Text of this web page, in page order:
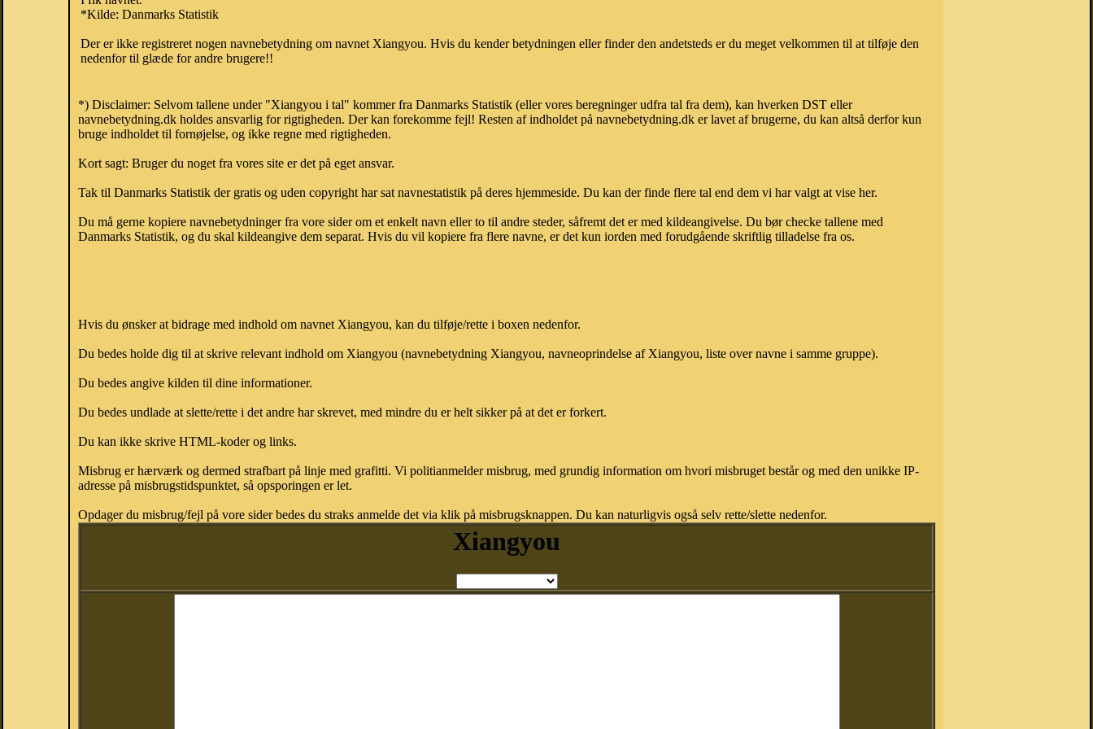
*Kilde: Danmarks Statistik
Der er ikke registreret nogen navnebetydning om navnet Xiangyou. Hvis du kender betydningen eller finder den andetsteds er du meget velkommen til at tilføje den
nedenfor til glæde for andre brugere!!
*) Disclaimer: Selvom tallene under "Xiangyou i tal" kommer fra Danmarks Statistik (eller vores beregninger udfra tal fra dem), kan hverken DST eller
navnebetydning.dk holdes ansvarlig for rigtigheden. Der kan forekomme fejl! Resten af indholdet på navnebetydning.dk er lavet af brugerne, du kan altså derfor kun
bruge indholdet til fornøjelse, og ikke regne med rigtigheden.
Kort sagt: Bruger du noget fra vores site er det på eget ansvar.
Tak til Danmarks Statistik der gratis og uden copyright har sat navnestatistik på deres hjemmeside. Du kan der finde flere tal end dem vi har valgt at vise her.
Du må gerne kopiere navnebetydninger fra vore sider om et enkelt navn eller to til andre steder, såfremt det er med kildeangivelse. Du bør checke tallene med
Danmarks Statistik, og du skal kildeangive dem separat. Hvis du vil kopiere fra flere navne, er det kun iorden med forudgående skriftlig tilladelse fra os.
Hvis du ønsker at bidrage med indhold om navnet Xiangyou, kan du tilføje/rette i boxen nedenfor.
Du bedes holde dig til at skrive relevant indhold om Xiangyou (navnebetydning Xiangyou, navneoprindelse af Xiangyou, liste over navne i samme gruppe).
Du bedes angive kilden til dine informationer.
Du bedes undlade at slette/rette i det andre har skrevet, med mindre du er helt sikker på at det er forkert.
Du kan ikke skrive HTML-koder og links.
Misbrug er hærværk og dermed strafbart på linje med grafitti. Vi politianmelder misbrug, med grundig information om hvori misbruget består og med den unikke IP-
adresse på misbrugstidspunktet, så opsporingen er let.
Opdager du misbrug/fejl på vore sider bedes du straks anmelde det via klik på misbrugsknappen. Du kan naturligvis også selv rette/slette nedenfor.
Xiangyou